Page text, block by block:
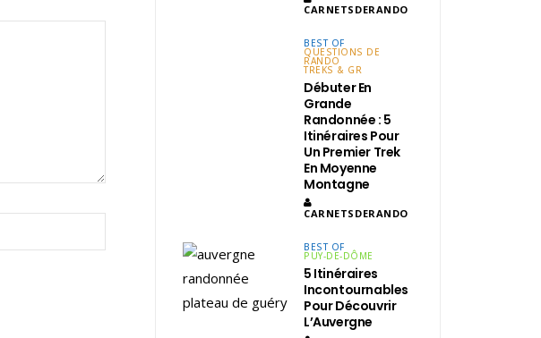
CARNETSDERANDO
BEST OF
QUESTIONS DE
RANDO
TREKS & GR
Débuter En
Grande
Randonnée : 5
Itinéraires Pour
Un Premier Trek
En Moyenne
Montagne
CARNETSDERANDO
BEST OF
PUY-DE-DÔME
5 Itinéraires
Incontournables
Pour Découvrir
L’Auvergne